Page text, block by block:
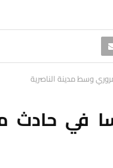
وسط مدينة الناصرية
في حادث